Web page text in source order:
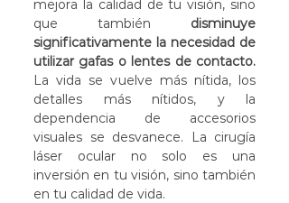
mejora la calidad de tu visión, sino
que también disminuye
significativamente la necesidad de
utilizar gafas o lentes de contacto.
La vida se vuelve más nítida, los
detalles más nítidos, y la
dependencia de accesorios
visuales se desvanece. La cirugía
láser ocular no solo es una
inversión en tu visión, sino también
en tu calidad de vida.